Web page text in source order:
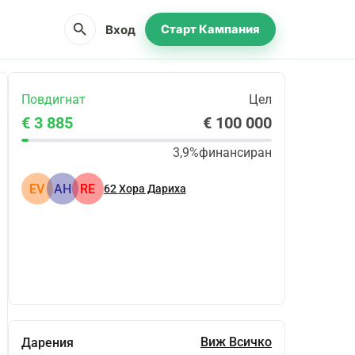
search Вход Старт Кампания
Повдигнат Цел
€ 3 885 € 100 000
3,9%финансиран
EV АН RE 62Хора Дариха
Дарения Виж Всичко